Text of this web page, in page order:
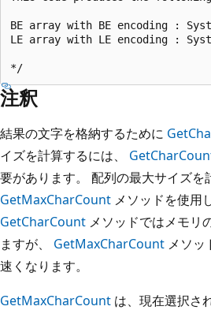
BE array with BE encoding :
LE array with LE encoding :
注釈
結果の文字を格納するために
イズを計算するには、
要があります。 配列の最大サイズを
GetMaxCharCount メソッドを使用
GetCharCount メソッドではメモリ
ますが、 GetMaxCharCount メソッ
速くなります。
GetMaxCharCount は、現在選択さ